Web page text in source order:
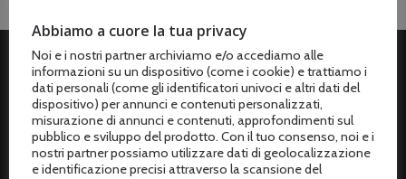
ASSISTENZA CLIENTI
Spedizioni
Metodi di pagamento
Abbiamo a cuore la tua privacy
Noi e i nostri partner archiviamo e/o accediamo alle
informazioni su un dispositivo (come i cookie) e trattiamo i
dati personali (come gli identificatori univoci e altri dati del
dispositivo) per annunci e contenuti personalizzati,
misurazione di annunci e contenuti, approfondimenti sul
pubblico e sviluppo del prodotto. Con il tuo consenso, noi e i
nostri partner possiamo utilizzare dati di geolocalizzazione
e identificazione precisi attraverso la scansione del